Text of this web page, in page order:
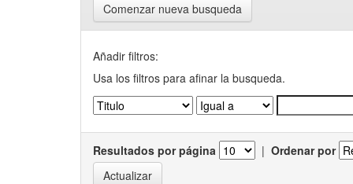
Comenzar nueva busqueda
Añadir filtros:
Usa los filtros para afinar la busqueda.
Resultados por página | Ordenar por